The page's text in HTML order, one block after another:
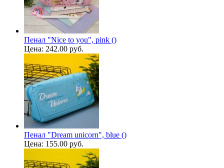
Пенал "Nice to you", pink ()
Цена: 242.00 руб.
Пенал "Dream unicorn", blue ()
Цена: 155.00 руб.